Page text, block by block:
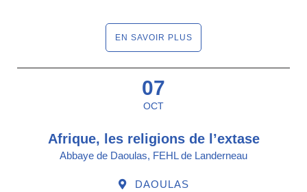
EN SAVOIR PLUS
07
OCT
Afrique, les religions de l’extase
Abbaye de Daoulas, FEHL de Landerneau
DAOULAS